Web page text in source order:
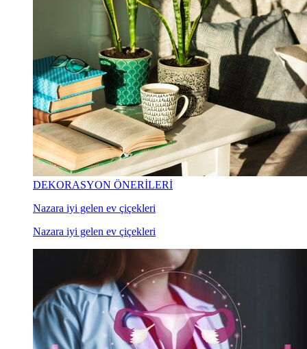
DEKORASYON ÖNERİLERİ
Nazara iyi gelen ev çiçekleri
Nazara iyi gelen ev çiçekleri